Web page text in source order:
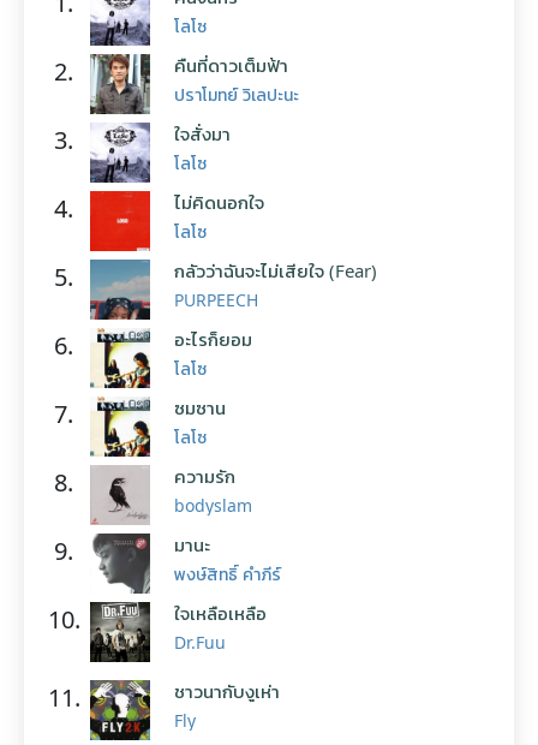
โลโซ
2. คืนที่ดาวเต็มฟ้า
ปราโมทย์ วิเลปะนะ
3. ใจสั่งมา
โลโซ
4. ไม่คิดนอกใจ
โลโซ
5. กลัวว่าฉันจะไม่เสียใจ (Fear)
PURPEECH
6. อะไรก็ยอม
โลโซ
7. ซมซาน
โลโซ
8. ความรัก
bodyslam
9. มานะ
พงษ์สิทธิ์ คำภีร์
10. ใจเหลือเหลือ
Dr.Fuu
11. ชาวนากับงูเห่า
Fly